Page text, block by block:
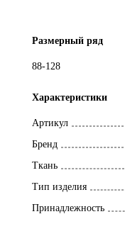
Размерный ряд
88-128
Характеристики
Артикул
Бренд
Ткань
Тип изделия
Принадлежность